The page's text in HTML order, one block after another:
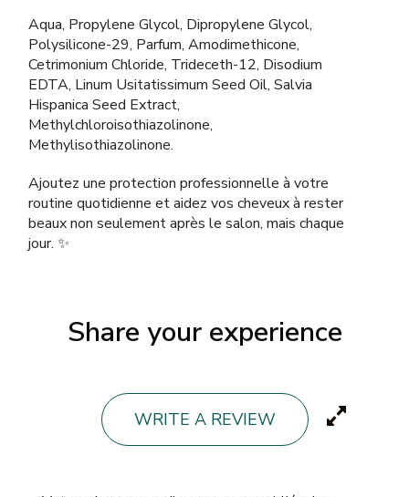
Aqua, Propylene Glycol, Dipropylene Glycol,
Polysilicone-29, Parfum, Amodimethicone,
Cetrimonium Chloride, Trideceth-12, Disodium
EDTA, Linum Usitatissimum Seed Oil, Salvia
Hispanica Seed Extract,
Methylchloroisothiazolinone,
Methylisothiazolinone.
Ajoutez une protection professionnelle à votre
routine quotidienne et aidez vos cheveux à rester
beaux non seulement après le salon, mais chaque
jour. ✨
Share your experience
WRITE A REVIEW